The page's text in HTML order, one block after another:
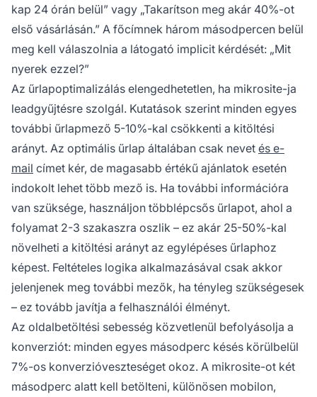
kap 24 órán belül” vagy „Takarítson meg akár 40%-ot
első vásárlásán.” A főcímnek három másodpercen belül
meg kell válaszolnia a látogató implicit kérdését: „Mit
nyerek ezzel?”
Az űrlapoptimalizálás elengedhetetlen, ha mikrosite-ja
leadgyűjtésre szolgál. Kutatások szerint minden egyes
további űrlapmező 5-10%-kal csökkenti a kitöltési
arányt. Az optimális űrlap általában csak nevet és e-
mail címet kér, de magasabb értékű ajánlatok esetén
indokolt lehet több mező is. Ha további információra
van szüksége, használjon többlépcsős űrlapot, ahol a
folyamat 2-3 szakaszra oszlik – ez akár 25-50%-kal
növelheti a kitöltési arányt az egylépéses űrlaphoz
képest. Feltételes logika alkalmazásával csak akkor
jelenjenek meg további mezők, ha tényleg szükségesek
– ez tovább javítja a felhasználói élményt.
Az oldalbetöltési sebesség közvetlenül befolyásolja a
konverziót: minden egyes másodperc késés körülbelül
7%-os konverzióveszteséget okoz. A mikrosite-ot két
másodperc alatt kell betölteni, különösen mobilon,